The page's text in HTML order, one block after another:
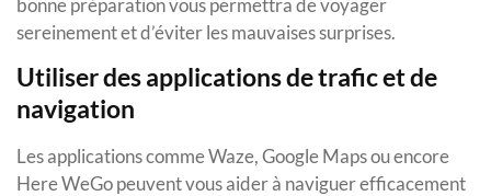
sereinement et d’éviter les mauvaises surprises.
Utiliser des applications de trafic et de
navigation
Les applications comme Waze, Google Maps ou encore
Here WeGo peuvent vous aider à naviguer efficacement